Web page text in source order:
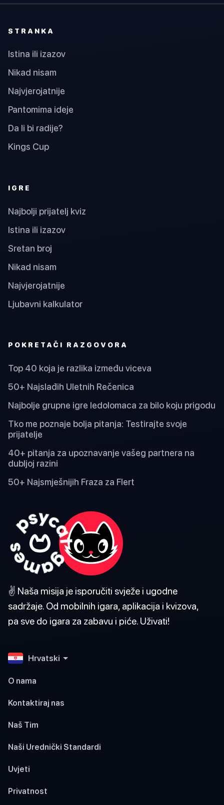
STRANKA
Istina ili izazov
Nikad nisam
Najvjerojatnije
Pantomima ideje
Da li bi radije?
Kings Cup
IGRE
Najbolji prijatelj kviz
Istina ili izazov
Sretan broj
Nikad nisam
Najvjerojatnije
Ljubavni kalkulator
POKRETAČI RAZGOVORA
Top 40 koja je razlika između viceva
50+ Najslađih Uletnih Rečenica
Najbolje grupne igre ledolomaca za bilo koju prigodu
Tko me poznaje bolja pitanja: Testirajte svoje
prijatelje
40+ pitanja za upoznavanje vašeg partnera na
dubljoj razini
50+ Najsmješnijih Fraza za Flert
✌️ Naša misija je isporučiti svježe i ugodne
sadržaje. Od mobilnih igara, aplikacija i kvizova,
pa sve do igara za zabavu i piće. Uživati!
Hrvatski
O nama
Kontaktiraj nas
Naš Tim
Naši Urednički Standardi
Uvjeti
Privatnost